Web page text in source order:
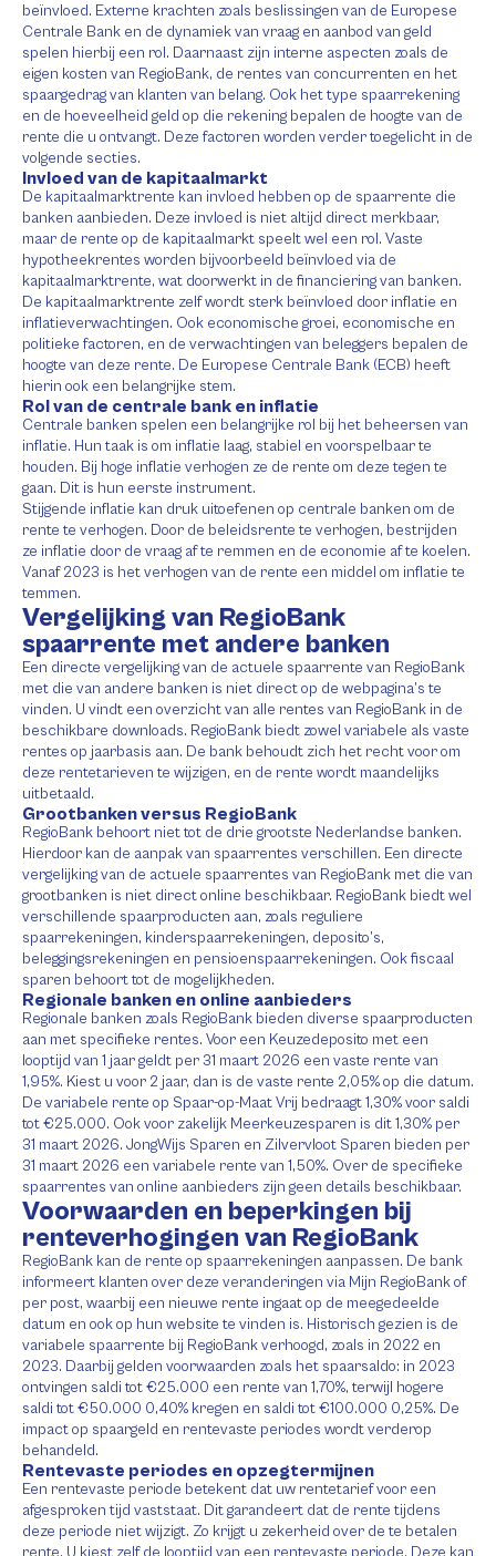
beïnvloed. Externe krachten zoals beslissingen van de Europese
Centrale Bank en de dynamiek van vraag en aanbod van geld
spelen hierbij een rol. Daarnaast zijn interne aspecten zoals de
eigen kosten van RegioBank, de rentes van concurrenten en het
spaargedrag van klanten van belang. Ook het type spaarrekening
en de hoeveelheid geld op die rekening bepalen de hoogte van de
rente die u ontvangt. Deze factoren worden verder toegelicht in de
volgende secties.
Invloed van de kapitaalmarkt
De kapitaalmarktrente kan invloed hebben op de spaarrente die
banken aanbieden. Deze invloed is niet altijd direct merkbaar,
maar de rente op de kapitaalmarkt speelt wel een rol. Vaste
hypotheekrentes worden bijvoorbeeld beïnvloed via de
kapitaalmarktrente, wat doorwerkt in de financiering van banken.
De kapitaalmarktrente zelf wordt sterk beïnvloed door inflatie en
inflatieverwachtingen. Ook economische groei, economische en
politieke factoren, en de verwachtingen van beleggers bepalen de
hoogte van deze rente. De Europese Centrale Bank (ECB) heeft
hierin ook een belangrijke stem.
Rol van de centrale bank en inflatie
Centrale banken spelen een belangrijke rol bij het beheersen van
inflatie. Hun taak is om inflatie laag, stabiel en voorspelbaar te
houden. Bij hoge inflatie verhogen ze de rente om deze tegen te
gaan. Dit is hun eerste instrument.
Stijgende inflatie kan druk uitoefenen op centrale banken om de
rente te verhogen. Door de beleidsrente te verhogen, bestrijden
ze inflatie door de vraag af te remmen en de economie af te koelen.
Vanaf 2023 is het verhogen van de rente een middel om inflatie te
temmen.
Vergelijking van RegioBank
spaarrente met andere banken
Een directe vergelijking van de actuele spaarrente van RegioBank
met die van andere banken is niet direct op de webpagina’s te
vinden. U vindt een overzicht van alle rentes van RegioBank in de
beschikbare downloads. RegioBank biedt zowel variabele als vaste
rentes op jaarbasis aan. De bank behoudt zich het recht voor om
deze rentetarieven te wijzigen, en de rente wordt maandelijks
uitbetaald.
Grootbanken versus RegioBank
RegioBank behoort niet tot de drie grootste Nederlandse banken.
Hierdoor kan de aanpak van spaarrentes verschillen. Een directe
vergelijking van de actuele spaarrentes van RegioBank met die van
grootbanken is niet direct online beschikbaar. RegioBank biedt wel
verschillende spaarproducten aan, zoals reguliere
spaarrekeningen, kinderspaarrekeningen, deposito’s,
beleggingsrekeningen en pensioenspaarrekeningen. Ook fiscaal
sparen behoort tot de mogelijkheden.
Regionale banken en online aanbieders
Regionale banken zoals RegioBank bieden diverse spaarproducten
aan met specifieke rentes. Voor een Keuzedeposito met een
looptijd van 1 jaar geldt per 31 maart 2026 een vaste rente van
1,95%. Kiest u voor 2 jaar, dan is de vaste rente 2,05% op die datum.
De variabele rente op Spaar-op-Maat Vrij bedraagt 1,30% voor saldi
tot €25.000. Ook voor zakelijk Meerkeuzesparen is dit 1,30% per
31 maart 2026. JongWijs Sparen en Zilvervloot Sparen bieden per
31 maart 2026 een variabele rente van 1,50%. Over de specifieke
spaarrentes van online aanbieders zijn geen details beschikbaar.
Voorwaarden en beperkingen bij
renteverhogingen van RegioBank
RegioBank kan de rente op spaarrekeningen aanpassen. De bank
informeert klanten over deze veranderingen via Mijn RegioBank of
per post, waarbij een nieuwe rente ingaat op de meegedeelde
datum en ook op hun website te vinden is. Historisch gezien is de
variabele spaarrente bij RegioBank verhoogd, zoals in 2022 en
2023. Daarbij gelden voorwaarden zoals het spaarsaldo: in 2023
ontvingen saldi tot €25.000 een rente van 1,70%, terwijl hogere
saldi tot €50.000 0,40% kregen en saldi tot €100.000 0,25%. De
impact op spaargeld en rentevaste periodes wordt verderop
behandeld.
Rentevaste periodes en opzegtermijnen
Een rentevaste periode betekent dat uw rentetarief voor een
afgesproken tijd vaststaat. Dit garandeert dat de rente tijdens
deze periode niet wijzigt. Zo krijgt u zekerheid over de te betalen
rente. U kiest zelf de looptijd van een rentevaste periode. Deze kan